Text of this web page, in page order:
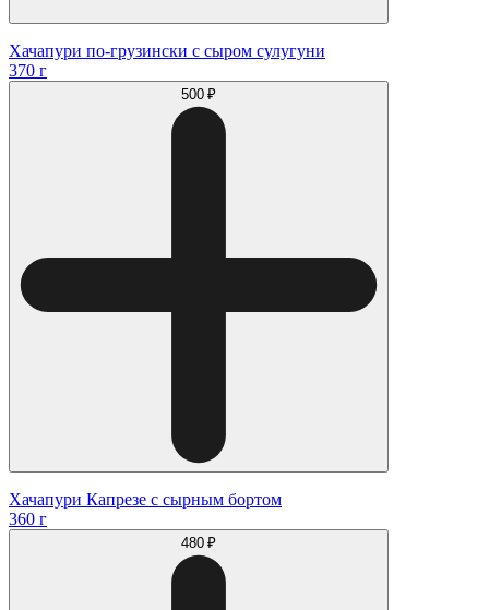
Хачапури по-грузински с сыром сулугуни
370 г
500 ₽
Хачапури Капрезе с сырным бортом
360 г
480 ₽